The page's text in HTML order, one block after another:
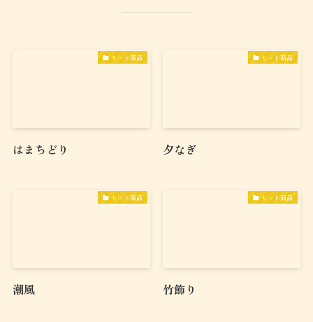
セット商品
はまちどり
セット商品
夕なぎ
セット商品
潮風
セット商品
竹飾り